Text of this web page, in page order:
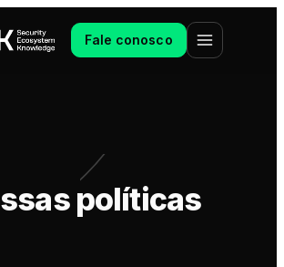
Fale conosco
políticas